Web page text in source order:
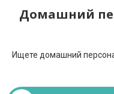
Домашний
Ищете домашний